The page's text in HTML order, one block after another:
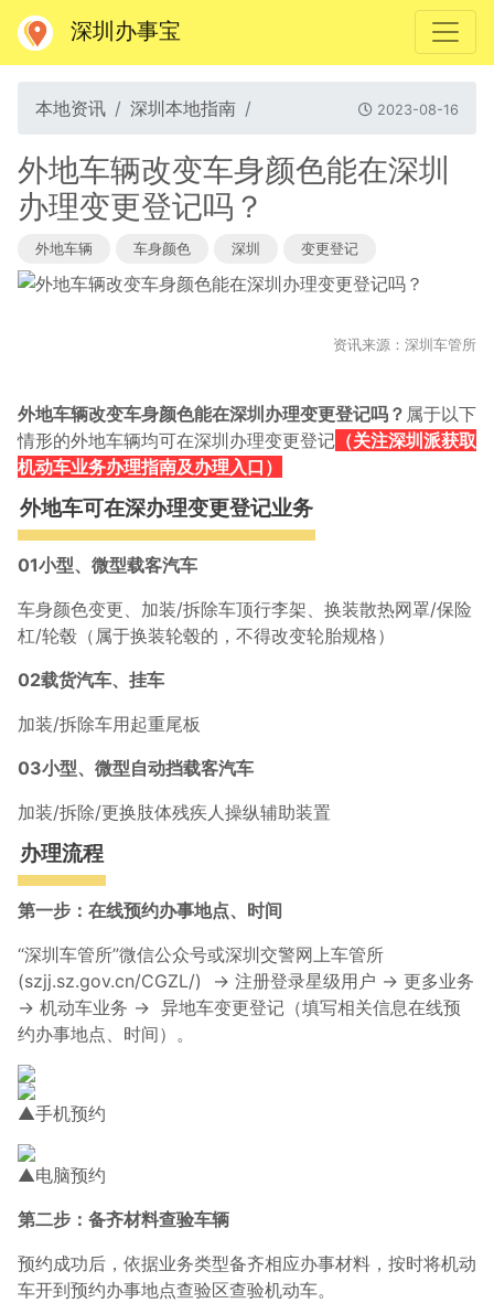
深圳办事宝
本地资讯 深圳本地指南 2023-08-16
外地车辆改变车身颜色能在深圳
办理变更登记吗？
外地车辆 车身颜色 深圳 变更登记
资讯来源：深圳车管所
外地车辆改变车身颜色能在深圳办理变更登记吗？ 属于以下
情形的外地车辆均可在深圳办理变更登记 （关注深圳派获取
机动车业务办理指南及办理入口）
外地车可在深办理变更登记业务
01小型、微型载客汽车
车身颜色变更、加装/拆除车顶行李架、换装散热网罩/保险
杠/轮毂（属于换装轮毂的，不得改变轮胎规格）
02载货汽车、挂车
加装/拆除车用起重尾板
03小型、微型自动挡载客汽车
加装/拆除/更换肢体残疾人操纵辅助装置
办理流程
第一步：在线预约办事地点、时间
“深圳车管所”微信公众号或深圳交警网上车管所
(szjj.sz.gov.cn/CGZL/) → 注册登录星级用户 → 更多业务
→ 机动车业务 → 异地车变更登记（填写相关信息在线预
约办事地点、时间）。
▲手机预约
▲电脑预约
第二步：备齐材料查验车辆
预约成功后，依据业务类型备齐相应办事材料，按时将机动
车开到预约办事地点查验区查验机动车。